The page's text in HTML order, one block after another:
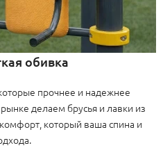
обивка
прочнее и надежнее
делаем брусья и лавки из
который ваша спина и